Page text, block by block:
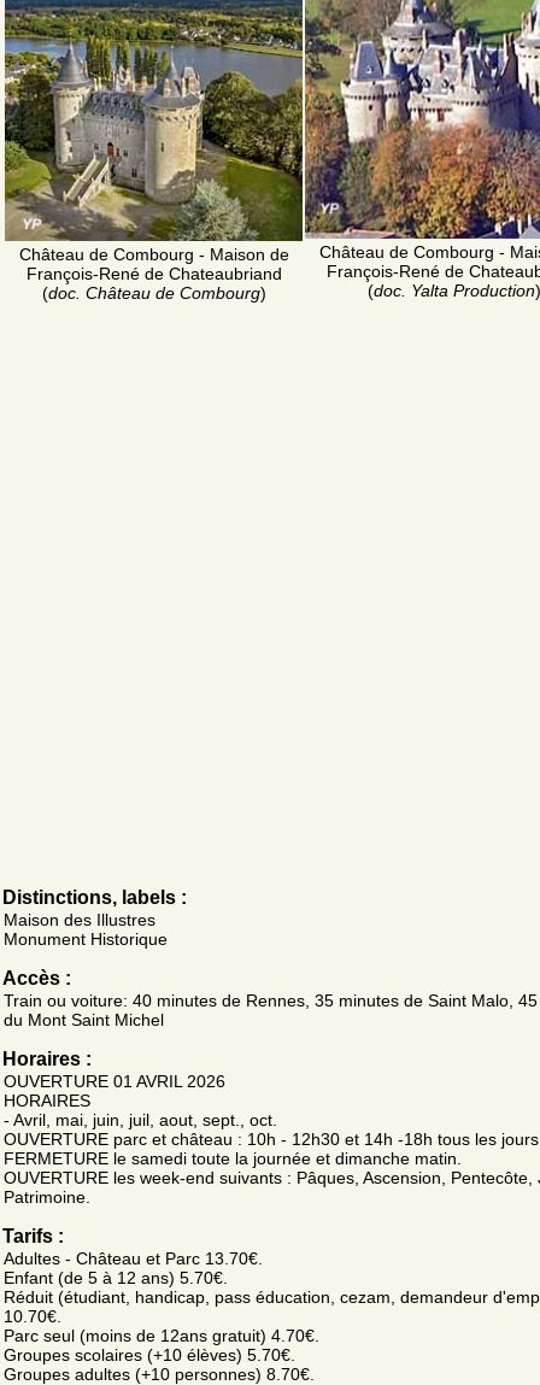
Château de Combourg - Maison de
François-René de Chateaubriand
(doc. Château de Combourg)
Château de Combourg -
François-René de
(doc. Yalta Production)
Distinctions, labels :
Maison des Illustres
Monument Historique
Accès :
Train ou voiture: 40 minutes de Rennes, 35 minutes de Saint Malo,
du Mont Saint Michel
Horaires :
OUVERTURE 01 AVRIL 2026
HORAIRES
- Avril, mai, juin, juil, aout, sept., oct.
OUVERTURE parc et château : 10h - 12h30 et 14h -18h tous les
FERMETURE le samedi toute la journée et dimanche matin.
OUVERTURE les week-end suivants : Pâques, Ascension, Pentecôte,
Patrimoine.
Tarifs :
Adultes - Château et Parc 13.70€.
Enfant (de 5 à 12 ans) 5.70€.
Réduit (étudiant, handicap, pass éducation, cezam, demandeur
10.70€.
Parc seul (moins de 12ans gratuit) 4.70€.
Groupes scolaires (+10 élèves) 5.70€.
Groupes adultes (+10 personnes) 8.70€.